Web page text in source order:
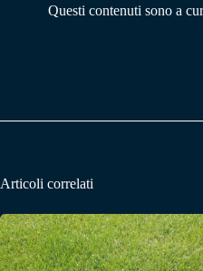
Questi contenuti sono a
Articoli correlati